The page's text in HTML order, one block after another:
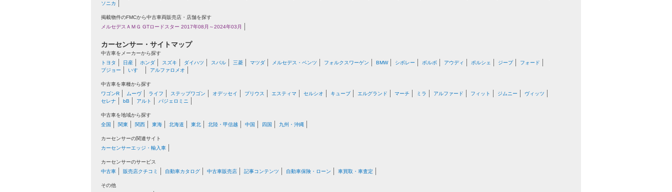
ソニカ
掲載物件のFMCから中古車両販売店・店舗を探す
メルセデスＡＭＧ GTロードスター 2017年08月～2024年03月
カーセンサー・サイトマップ
中古車をメーカーから探す
トヨタ
日産 ホンダ スズキ ダイハツ スバル 三菱 マツダ メルセデス・ベンツ フォルクスワーゲン BMW シボレー ボルボ アウディ ポルシェ ジープ
フォード
プジョー
いすゞ アルファロメオ
中古車を車種から探す
ワゴンR
ムーヴ ライフ ステップワゴン オデッセイ プリウス エスティマ セルシオ キューブ エルグランド マーチ ミラ アルファード フィット ジムニー
ヴィッツ
セレナ
bB アルト パジェロミニ
中古車を地域から探す
全国
関東 関西 東海 北海道 東北 北陸・甲信越 中国 四国 九州・沖縄
カーセンサーの関連サイト
カーセンサーエッジ・輸入車
カーセンサーのサービス
中古車
販売店クチコミ 自動車カタログ 中古車販売店 記事コンテンツ 自動車保険・ローン 車買取・車査定
その他